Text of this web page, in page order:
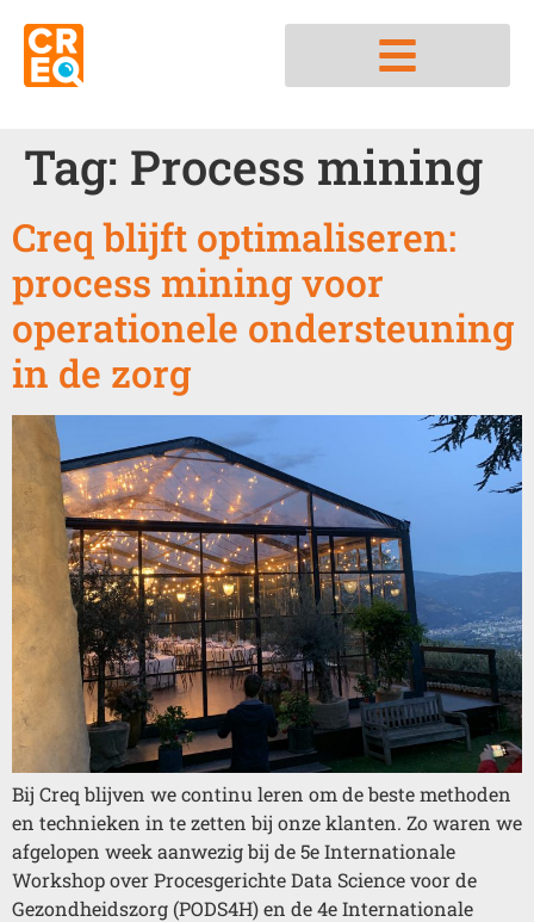
Tag: Process mining
Creq blijft optimaliseren:
process mining voor
operationele ondersteuning
in de zorg
Bij Creq blijven we continu leren om de beste methoden
en technieken in te zetten bij onze klanten. Zo waren we
afgelopen week aanwezig bij de 5e Internationale
Workshop over Procesgerichte Data Science voor de
Gezondheidszorg (PODS4H) en de 4e Internationale